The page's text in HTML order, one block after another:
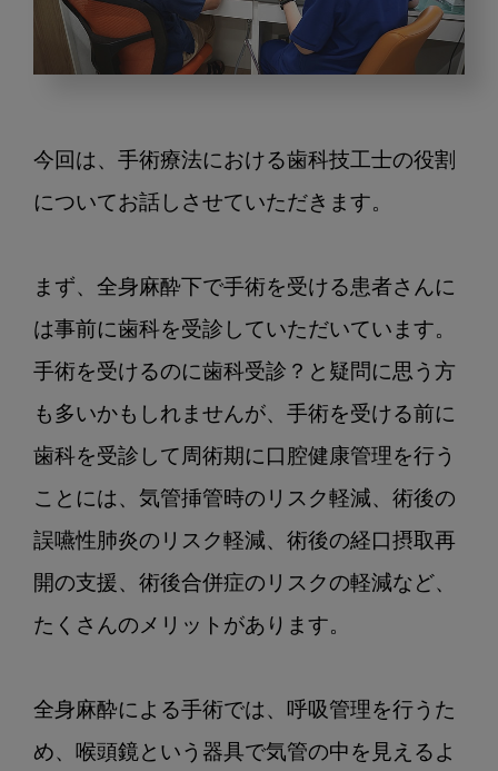
専
門
病
働
く
科
技
士
に
る
ま
第
回：
が
ん
今回は、手術療法における歯科技工士の役割
についてお話しさせていただきます。
まず、全身麻酔下で手術を受ける患者さんに
は事前に歯科を受診していただいています。
手術を受けるのに歯科受診？と疑問に思う方
も多いかもしれませんが、手術を受ける前に
歯科を受診して周術期に口腔健康管理を行う
ことには、気管挿管時のリスク軽減、術後の
誤嚥性肺炎のリスク軽減、術後の経口摂取再
開の支援、術後合併症のリスクの軽減など、
たくさんのメリットがあります。
全身麻酔による手術では、呼吸管理を行うた
め、喉頭鏡という器具で気管の中を見えるよ